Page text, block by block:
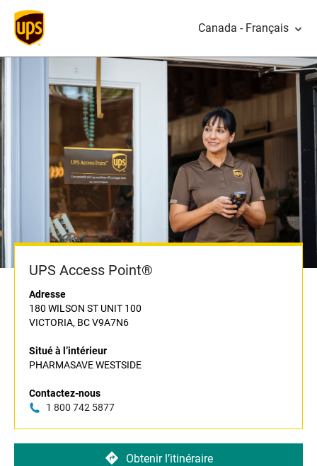
Canada - Français
UPS Access Point®
Adresse
180 WILSON ST UNIT 100
VICTORIA, BC V9A7N6
Situé à l’intérieur
PHARMASAVE WESTSIDE
Contactez-nous
1 800 742 5877
Obtenir l’itinéraire